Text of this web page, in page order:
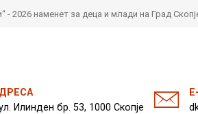
2026 наменет за деца и млади на Град
Илинден бр. 53, 1000 Скопје